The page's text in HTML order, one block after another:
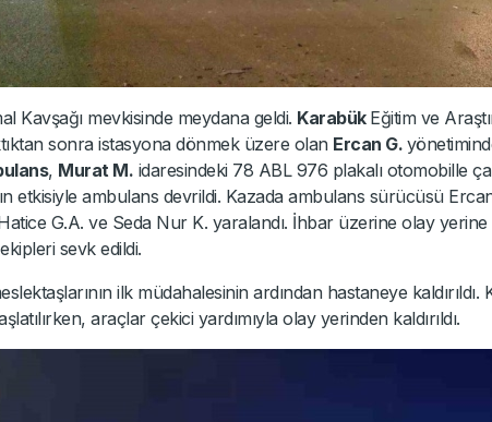
Kavşağı mevkisinde meydana geldi. Karabük Eğitim ve
sonra istasyona dönmek üzere olan Ercan G.
, Murat M. idaresindeki 78 ABL 976 plakalı otomobille
etkisiyle ambulans devrildi. Kazada ambulans sürücüsü
G.A. ve Seda Nur K. yaralandı. İhbar üzerine olay yerine
sevk edildi.
ilk müdahalesinin ardından hastaneye kaldırıldı.
araçlar çekici yardımıyla olay yerinden kaldırıldı.